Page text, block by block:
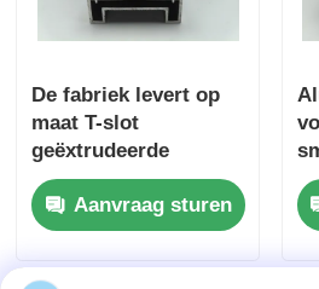
Gepolijst aluminium profiel
houten beëindig
Profielen van aluminium
De fabriek levert op
maat T-slot
geëxtrudeerde
aluminiumprofielkanalen
Aanvraag sturen
-